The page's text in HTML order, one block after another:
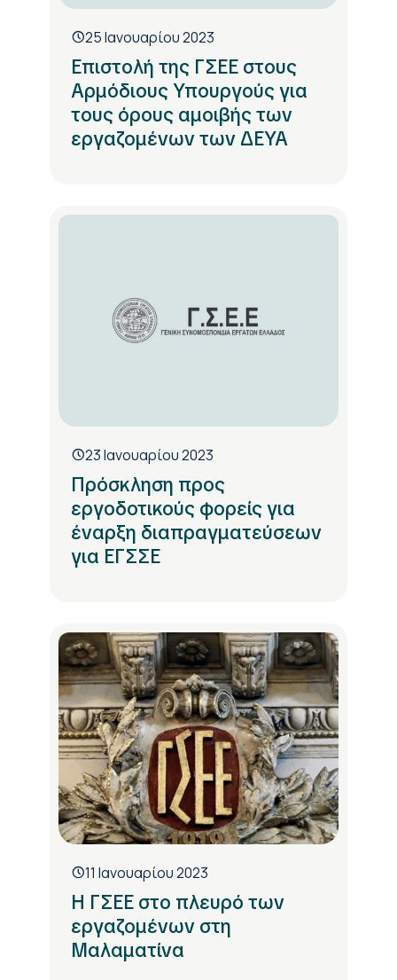
25 Ιανουαρίου 2023
Επιστολή της ΓΣΕΕ στους
Αρμόδιους Υπουργούς για
τους όρους αμοιβής των
εργαζομένων των ΔΕΥΑ
23 Ιανουαρίου 2023
Πρόσκληση προς
εργοδοτικούς φορείς για
έναρξη διαπραγματεύσεων
για ΕΓΣΣΕ
11 Ιανουαρίου 2023
Η ΓΣΕΕ στο πλευρό των
εργαζομένων στη
Μαλαματίνα